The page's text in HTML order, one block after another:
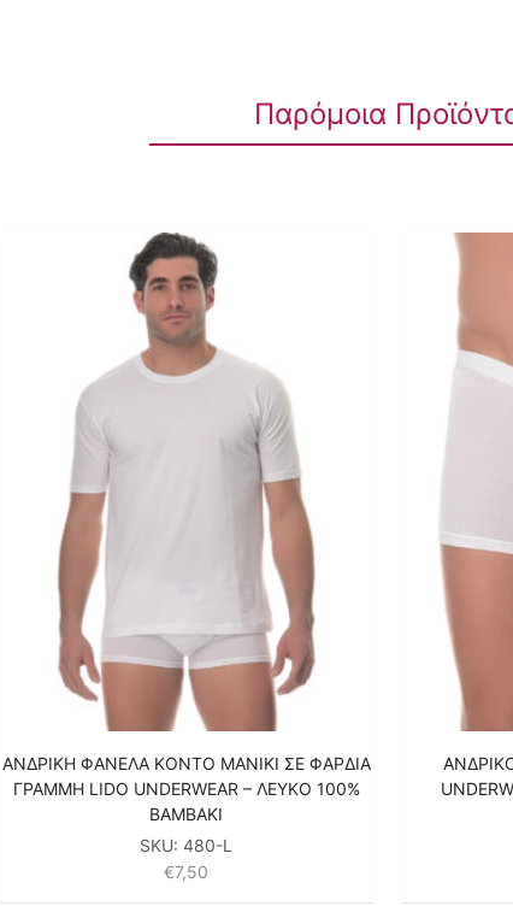
Παρόμοια
ΑΝΔΡΙΚΗ ΦΑΝΕΛΑ KONTO MANIKI ΣΕ ΦΑΡΔΙΑ
ΓΡΑΜΜΗ LIDO UNDERWEAR – ΛΕΥΚΟ 100%
ΒΑΜΒΑΚΙ
SKU:480-L
€7,50